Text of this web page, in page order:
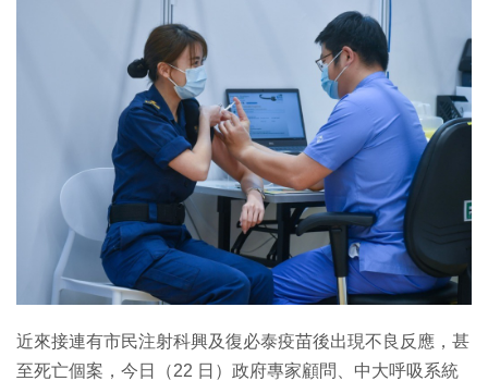
近來接連有市民注射科興及復必泰疫苗後出現不良反應，甚
至死亡個案，今日（22 日）政府專家顧問、中大呼吸系統